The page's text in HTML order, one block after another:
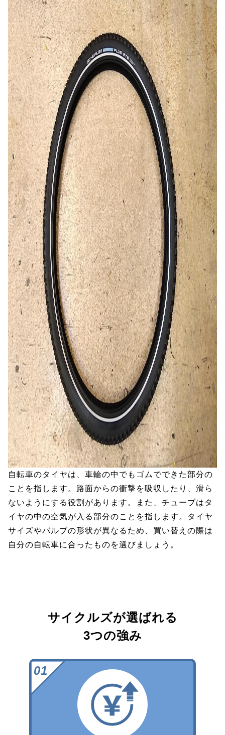
自転車のタイヤは、車輪の中でもゴムでできた部分の
ことを指します。路面からの衝撃を吸収したり、滑ら
ないようにする役割があります。また、チューブはタ
イヤの中の空気が入る部分のことを指します。タイヤ
サイズやバルブの形状が異なるため、買い替えの際は
自分の自転車に合ったものを選びましょう。
サイクルズが選ばれる
3つの強み